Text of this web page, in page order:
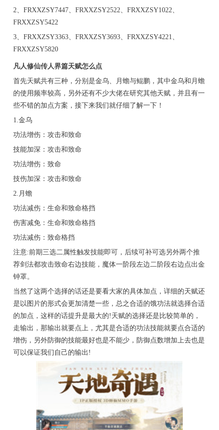
2、FRXXZSY7447、FRXXZSY2522、FRXXZSY1022、
FRXXZSY5422
3、FRXXZSY3363、FRXXZSY3693、FRXXZSY4221、
FRXXZSY5820
凡人修仙传人界篇天赋怎么点
首先天赋共有三种，分别是金乌、月蟾与鲲鹏，其中金乌和月蟾
的使用频率较高，另外还有不少大佬在研究其他天赋，并且有一
些不错的加点方案，接下来我们就仔细了解一下！
1.金乌
功法增伤：攻击和致命
技能加深：攻击和致命
功法增伤：致命
技伤加深：攻击和致命
2.月蟾
功法减伤：生命和致命格挡
伤害减免：生命和致命格挡
功法减伤：致命格挡
注意:前期三选二属性触发技能即可，后续可补可选另外两个推
荐剑法都攻击致命右边技能，魔体一阶段左边二阶段右边点出金
钟罩。
当然了这两个选择的话还是要看大家的具体加点，详细的天赋还
是以图片的形式会更加清楚一些，总之合适的饿功法就选择合适
的加点，这样的话提升是最大的!天赋的选择还是比较简单的，
走输出，那输出就要点上，尤其是合适的功法技能就要点合适的
增伤，另外防御的技能最好也是不能少，防御点数增加上去也是
可以保证我们自己的输出!